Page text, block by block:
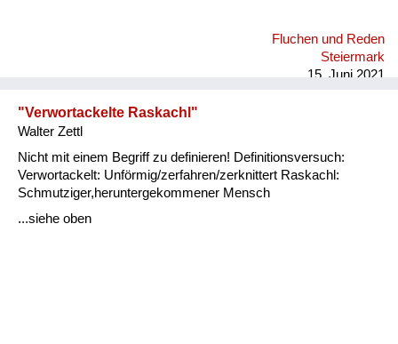
Fluchen und Reden
Steiermark
15. Juni 2021
"Verwortackelte Raskachl"
Walter Zettl
Nicht mit einem Begriff zu definieren! Definitionsversuch:
Verwortackelt: Unförmig/zerfahren/zerknittert Raskachl:
Schmutziger,heruntergekommener Mensch
...siehe oben